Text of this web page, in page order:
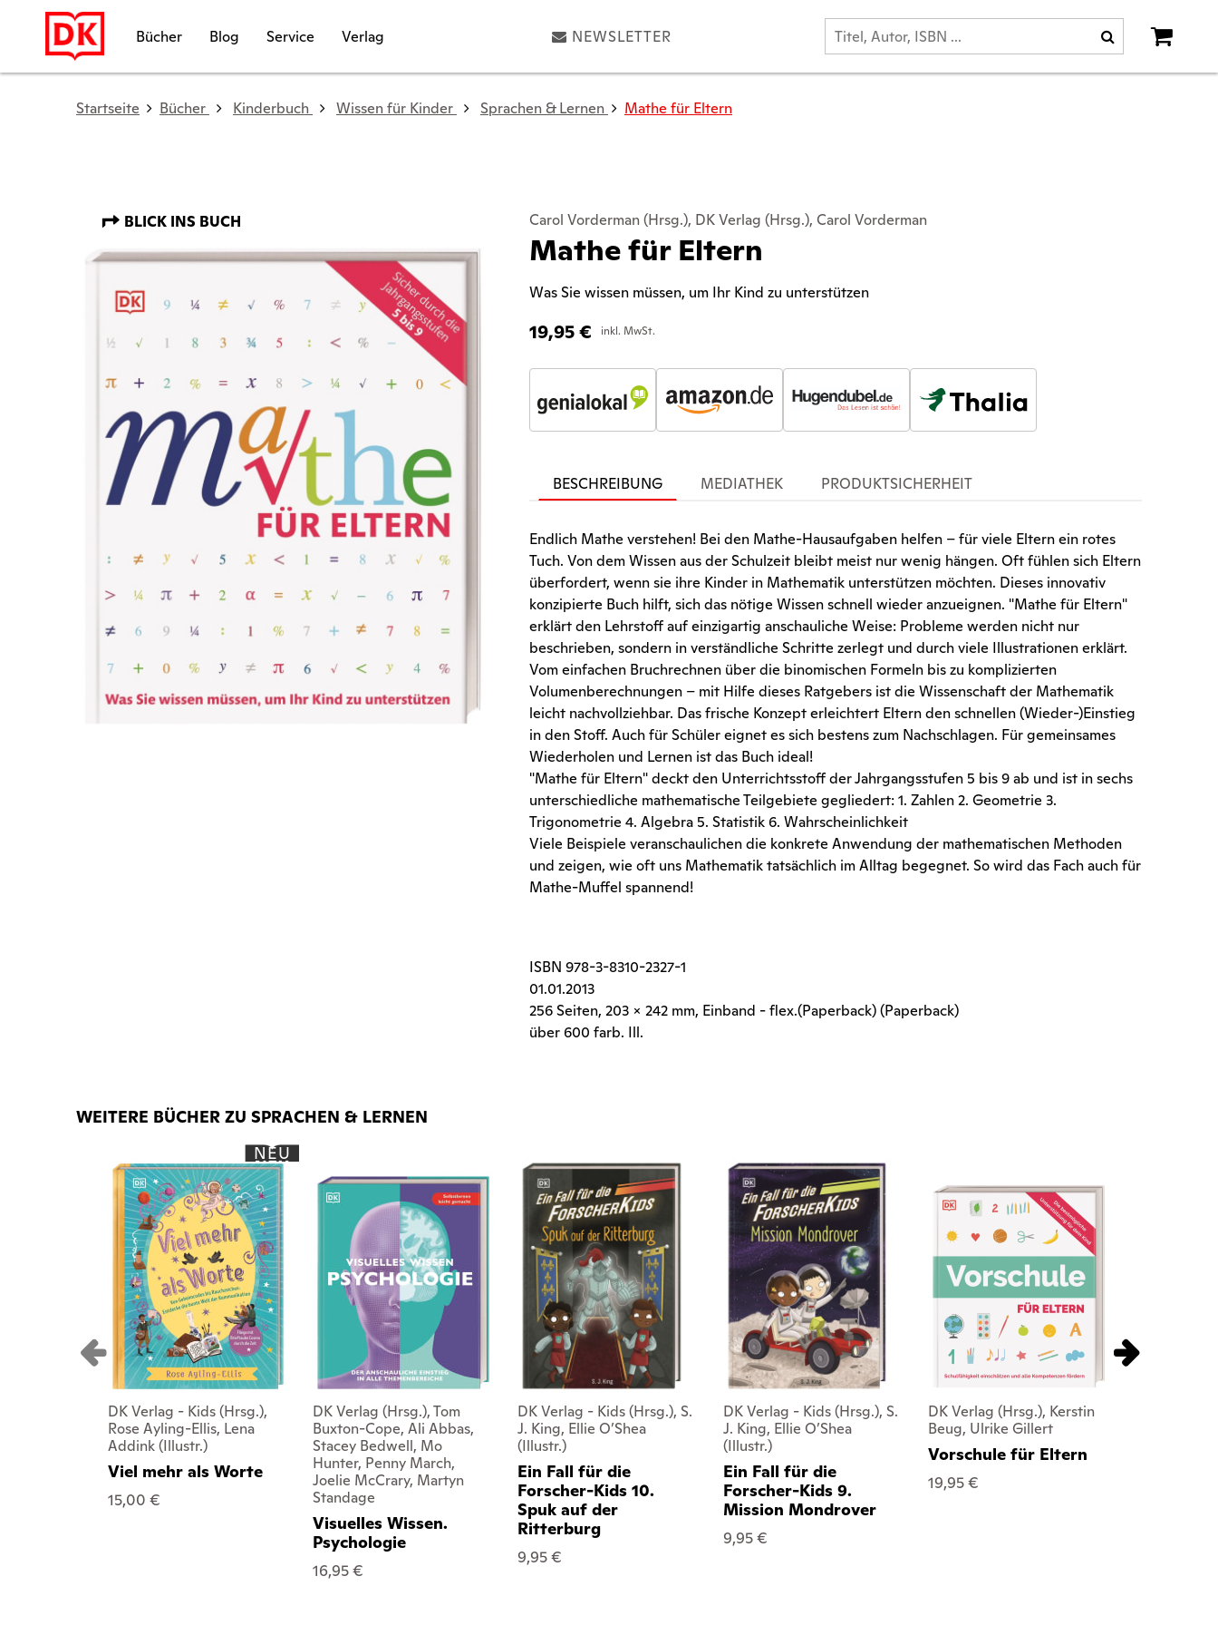
Bücher Blog Service Verlag NEWSLETTER
Startseite Bücher Kinderbuch Wissen für Kinder Sprachen & Lernen Mathe für Eltern
BLICK INS BUCH Carol Vorderman (Hrsg.), DK Verlag (Hrsg.), Carol Vorderman
Mathe für Eltern
Was Sie wissen müssen, um Ihr Kind zu unterstützen
19,95€ inkl. MwSt.
BESCHREIBUNG MEDIATHEK PRODUKTSICHERHEIT
Endlich Mathe verstehen! Bei den Mathe-Hausaufgaben helfen – für viele Eltern ein rotes
Tuch. Von dem Wissen aus der Schulzeit bleibt meist nur wenig hängen. Oft fühlen sich Eltern
überfordert, wenn sie ihre Kinder in Mathematik unterstützen möchten. Dieses innovativ
konzipierte Buch hilft, sich das nötige Wissen schnell wieder anzueignen. "Mathe für Eltern"
erklärt den Lehrstoff auf einzigartig anschauliche Weise: Probleme werden nicht nur
beschrieben, sondern in verständliche Schritte zerlegt und durch viele Illustrationen erklärt.
Vom einfachen Bruchrechnen über die binomischen Formeln bis zu komplizierten
Volumenberechnungen – mit Hilfe dieses Ratgebers ist die Wissenschaft der Mathematik
leicht nachvollziehbar. Das frische Konzept erleichtert Eltern den schnellen (Wieder-)Einstieg
in den Stoff. Auch für Schüler eignet es sich bestens zum Nachschlagen. Für gemeinsames
Wiederholen und Lernen ist das Buch ideal!
"Mathe für Eltern" deckt den Unterrichtsstoff der Jahrgangsstufen 5 bis 9 ab und ist in sechs
unterschiedliche mathematische Teilgebiete gegliedert: 1. Zahlen 2. Geometrie 3.
Trigonometrie 4. Algebra 5. Statistik 6. Wahrscheinlichkeit
Viele Beispiele veranschaulichen die konkrete Anwendung der mathematischen Methoden
und zeigen, wie oft uns Mathematik tatsächlich im Alltag begegnet. So wird das Fach auch für
Mathe-Muffel spannend!
ISBN 978-3-8310-2327-1
01.01.2013
256 Seiten, 203 x 242 mm, Einband - flex.(Paperback) (Paperback)
über 600 farb. Ill.
WEITERE BÜCHER ZU SPRACHEN & LERNEN
NEU
DK Verlag - Kids (Hrsg.),
Rose Ayling-Ellis, Lena
Addink (Illustr.)
Viel mehr als Worte
15,00 €
DK Verlag (Hrsg.), Tom
Buxton-Cope, Ali Abbas,
Stacey Bedwell, Mo
Hunter, Penny March,
Joelie McCrary, Martyn
Standage
Visuelles Wissen.
Psychologie
16,95 €
DK Verlag - Kids (Hrsg.), S.
J. King, Ellie O’Shea
(Illustr.)
Ein Fall für die
Forscher-Kids 10.
Spuk auf der
Ritterburg
9,95 €
DK Verlag - Kids (Hrsg.), S.
J. King, Ellie O’Shea
(Illustr.)
Ein Fall für die
Forscher-Kids 9.
Mission Mondrover
9,95 €
DK Verlag (Hrsg.), Kerstin
Beug, Ulrike Gillert
Vorschule für Eltern
19,95 €